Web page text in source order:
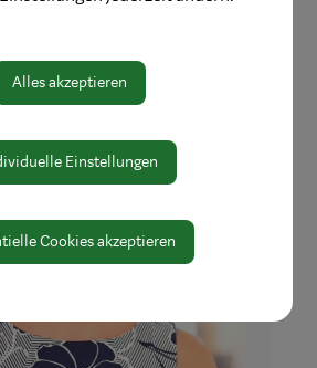
Alles akzeptieren
Einstellungen
Cookies akzeptieren